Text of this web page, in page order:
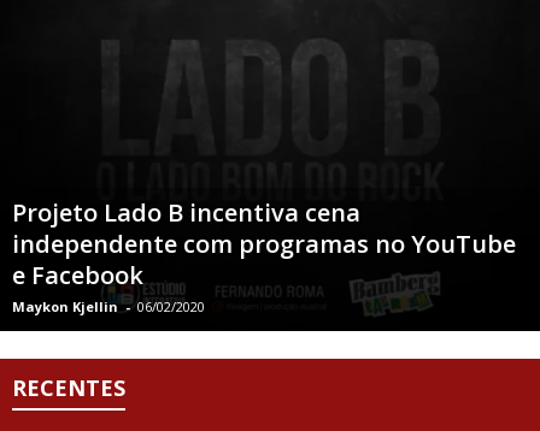
Projeto Lado B incentiva cena
independente com programas no YouTube
e Facebook
Maykon Kjellin - 06/02/2020
RECENTES